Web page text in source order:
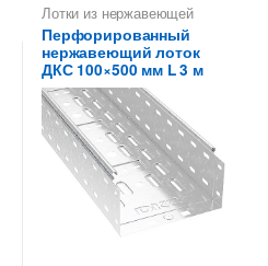
Лотки из нержавеющей
стали
Перфорированный
нержавеющий лоток
ДКС 100×500 мм L 3 м